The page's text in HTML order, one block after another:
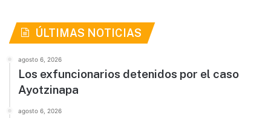
ÚLTIMAS NOTICIAS
agosto 6, 2026
Los exfuncionarios detenidos por el caso
Ayotzinapa
agosto 6, 2026